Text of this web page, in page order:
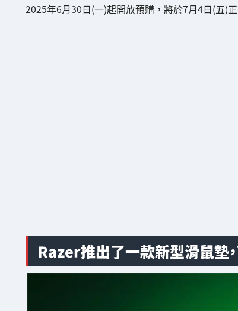
2025年6月30日(一)起開放預購，將於7月4日(五)
Razer推出了一款新型滑鼠墊